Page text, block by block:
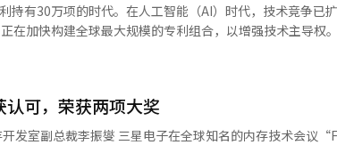
持有30万项的时代。在人工智能（AI）时代，技术竞争已
在加快构建全球最大规模的专利组合，以增强技术主导权
高的16万亿韩元，预计将进一步增强其专利持有竞争力。公
，三星电子正集中力量获取专利，以提高技术防御能力。三
息公司IFI Claims的数据，三星电子去年在美国注册了
可，荣获两项大奖
发室副总裁李振燮 三星电子在全球知名的内存技术会议